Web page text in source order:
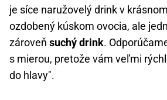
je síce naružovelý drink v
ozdobený kúskom ovocia, ale
zároveň suchý drink.
s mierou, pretože vám veľmi
do hlavy".